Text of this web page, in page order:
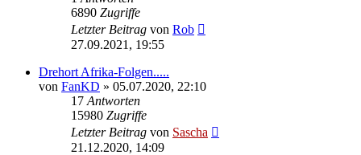
6890 Zugriffe
Letzter Beitrag von Rob
27.09.2021, 19:55
Drehort Afrika-Folgen.....
von FanKD » 05.07.2020, 22:10
17 Antworten
15980 Zugriffe
Letzter Beitrag von Sascha
21.12.2020, 14:09